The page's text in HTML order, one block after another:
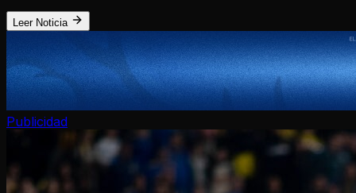
Leer Noticia
Publicidad